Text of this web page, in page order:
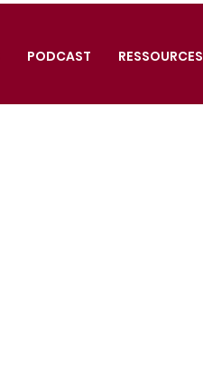
PODCAST RESSOURCES